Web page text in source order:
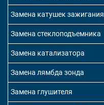
Замена катушек зажигания
Замена стеклоподъемника
Замена катализатора
Замена лямбда зонда
Замена глушителя